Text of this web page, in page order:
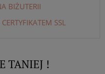
BIŻUTERII
SSL
TANIEJ !